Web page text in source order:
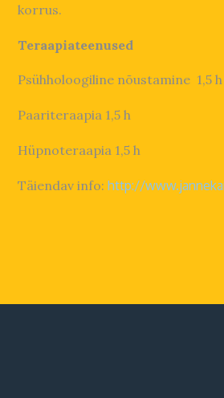
korrus.
Teraapiateenused
Psühholoogiline nõustamine
Paariteraapia 1,5
Hüpnoteraapia
Täiendav info:http://